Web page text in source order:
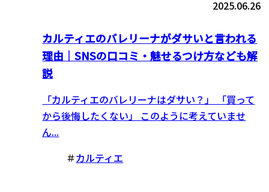
2025.06.26
カルティエのバレリーナがダサいと言われる
理由｜SNSの口コミ・魅せるつけ方なども解
説
「カルティエのバレリーナはダサい？」 「買って
から後悔したくない」 このように考えていませ
ん...
＃カルティエ